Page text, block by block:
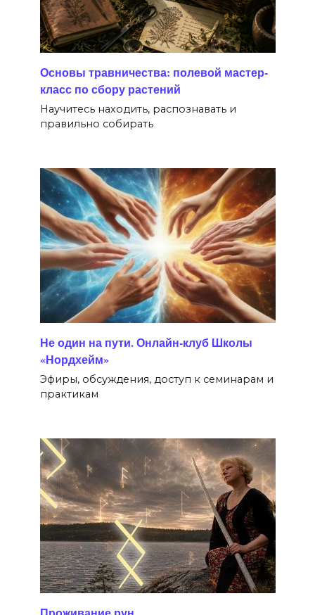
Основы травничества: полевой мастер-
класс по сбору растений
Научитесь находить, распознавать и
правильно собирать
Не один на пути. Онлайн-клуб Школы
«Нордхейм»
Эфиры, обсуждения, доступ к семинарам и
практикам